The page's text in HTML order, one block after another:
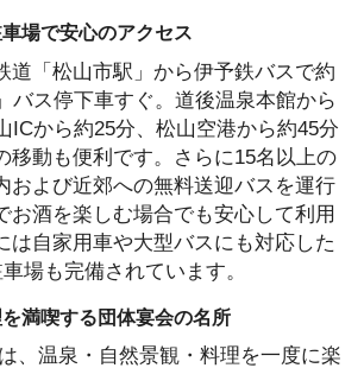
場で安心のアクセス
道「松山市駅」から伊予鉄バスで約
バス停下車すぐ。道後温泉本館から
ICから約25分、松山空港から約45分
移動も便利です。さらに15名以上の
および近郊への無料送迎バスを運行
お酒を楽しむ場合でも安心して利用
は自家用車や大型バスにも対応した
場も完備されています。
満喫する団体宴会の名所
、温泉・自然景観・料理を一度に楽